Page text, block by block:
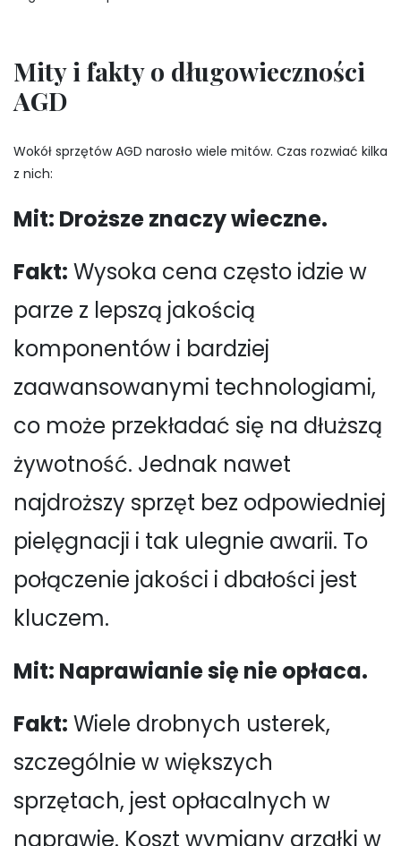
Mity i fakty o długowieczności
AGD
Wokół sprzętów AGD narosło wiele mitów. Czas rozwiać kilka
z nich:
Mit: Droższe znaczy wieczne.
Fakt: Wysoka cena często idzie w
parze z lepszą jakością
komponentów i bardziej
zaawansowanymi technologiami,
co może przekładać się na dłuższą
żywotność. Jednak nawet
najdroższy sprzęt bez odpowiedniej
pielęgnacji i tak ulegnie awarii. To
połączenie jakości i dbałości jest
kluczem.
Mit: Naprawianie się nie opłaca.
Fakt: Wiele drobnych usterek,
szczególnie w większych
sprzętach, jest opłacalnych w
naprawie. Koszt wymiany grzałki w